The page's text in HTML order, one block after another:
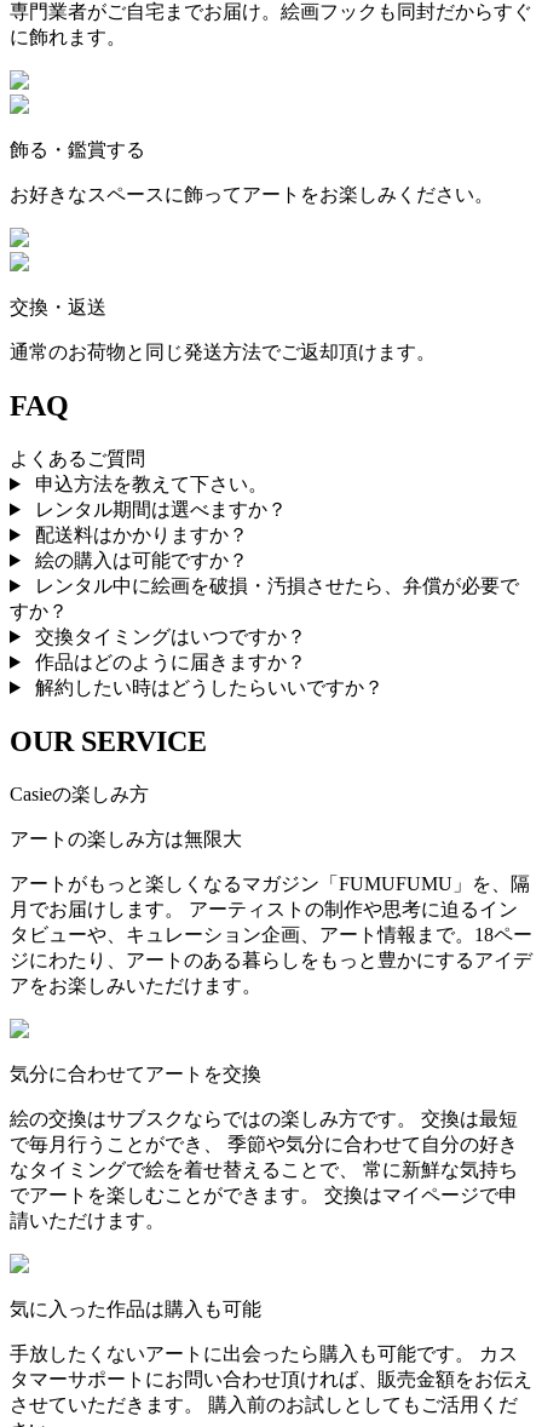
専門業者がご自宅までお届け。絵画フックも同封だからすぐ
に飾れます。
飾る・鑑賞する
お好きなスペースに飾ってアートをお楽しみください。
交換・返送
通常のお荷物と同じ発送方法でご返却頂けます。
FAQ
よくあるご質問
申込方法を教えて下さい。
レンタル期間は選べますか？
配送料はかかりますか？
絵の購入は可能ですか？
レンタル中に絵画を破損・汚損させたら、弁償が必要で
すか？
交換タイミングはいつですか？
作品はどのように届きますか？
解約したい時はどうしたらいいですか？
OUR SERVICE
Casieの楽しみ方
アートの楽しみ方は無限大
アートがもっと楽しくなるマガジン「FUMUFUMU」を、隔
月でお届けします。 アーティストの制作や思考に迫るイン
タビューや、キュレーション企画、アート情報まで。18ペー
ジにわたり、アートのある暮らしをもっと豊かにするアイデ
アをお楽しみいただけます。
気分に合わせてアートを交換
絵の交換はサブスクならではの楽しみ方です。 交換は最短
で毎月行うことができ、 季節や気分に合わせて自分の好き
なタイミングで絵を着せ替えることで、 常に新鮮な気持ち
でアートを楽しむことができます。 交換はマイページで申
請いただけます。
気に入った作品は購入も可能
手放したくないアートに出会ったら購入も可能です。 カス
タマーサポートにお問い合わせ頂ければ、販売金額をお伝え
させていただきます。 購入前のお試しとしてもご活用くだ